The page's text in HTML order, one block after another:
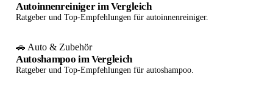
Autoinnenreiniger im Vergleich
Ratgeber und Top-Empfehlungen für autoinnenreiniger.
🚗 Auto & Zubehör
Autoshampoo im Vergleich
Ratgeber und Top-Empfehlungen für autoshampoo.